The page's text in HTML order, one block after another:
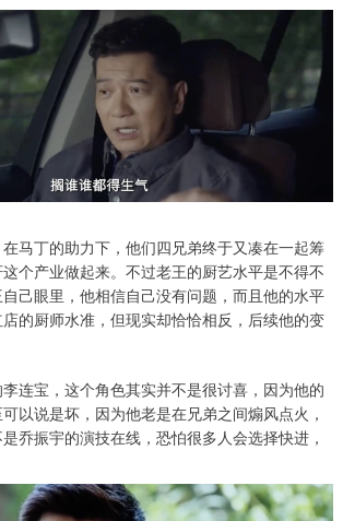
马丁的助力下，他们四兄弟终于又凑在一起筹
个产业做起来。不过老王的厨艺水平是不得不
己眼里，他相信自己没有问题，而且他的水平
的厨师水准，但现实却恰恰相反，后续他的变
连宝，这个角色其实并不是很讨喜，因为他的
以说是坏，因为他老是在兄弟之间煽风点火，
乔振宇的演技在线，恐怕很多人会选择快进，